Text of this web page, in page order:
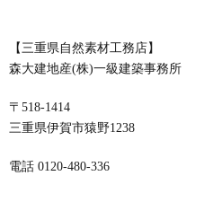
【三重県自然素材工務店】
森大建地産(株)一級建築事務所
〒518-1414
三重県伊賀市猿野1238
電話 0120-480-336